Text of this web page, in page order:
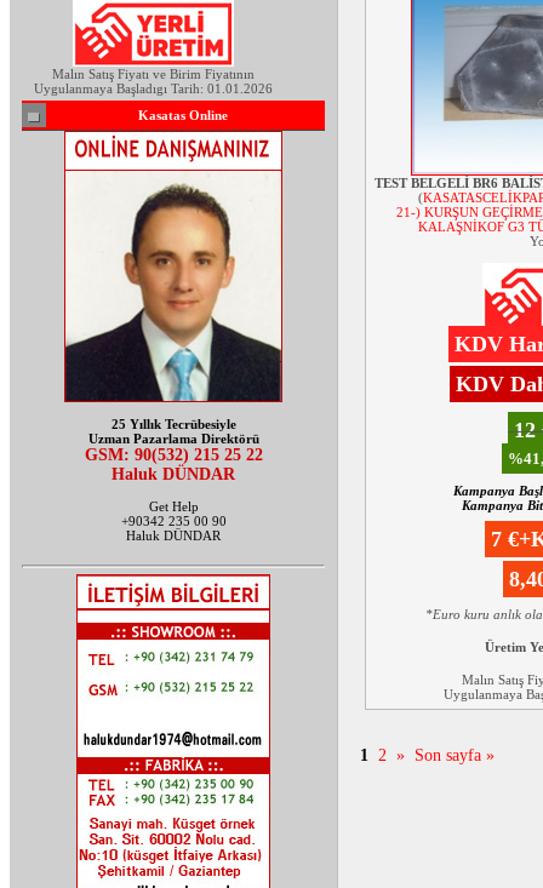
Malın Satış Fiyatı ve Birim Fiyatının
Uygulanmaya Başladıgı Tarih: 01.01.2026
Kasatas Online
25 Yıllık Tecrübesiyle
Uzman Pazarlama Direktörü
GSM: 90(532) 215 25 22
Haluk DÜNDAR
Get Help
+90342 235 00 90
Haluk DÜNDAR
TEST BELGELİ BR6
(
21-) KURŞUN
KALAŞNİKOF G3
KDV
KDV
12
Kampanya
Kampanya
7
*Euro kuru anlık
Üretim
Malın Satış
Uygulanmaya
1 2 » Son sayfa »